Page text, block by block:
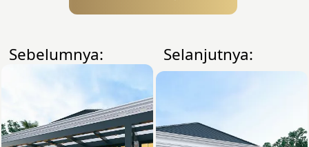
Sebelumnya: Selanjutnya: